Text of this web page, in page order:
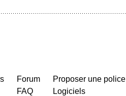
Forum
FAQ
Proposer une police
Logiciels